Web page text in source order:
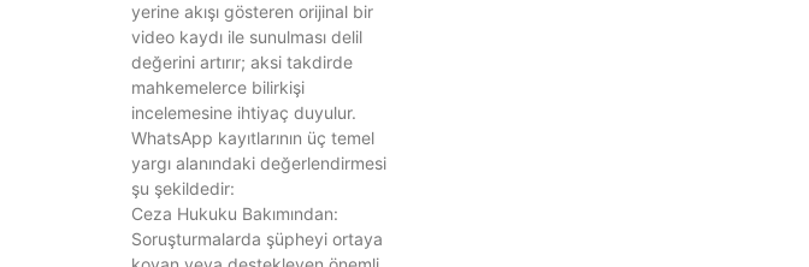
yerine akışı gösteren orijinal bir
video kaydı ile sunulması delil
değerini artırır; aksi takdirde
mahkemelerce bilirkişi
incelemesine ihtiyaç duyulur.
WhatsApp kayıtlarının üç temel
yargı alanındaki değerlendirmesi
şu şekildedir:
Ceza Hukuku Bakımından:
Soruşturmalarda şüpheyi ortaya